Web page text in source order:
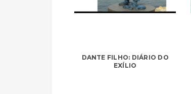
DANTE FILHO: DIÁRIO DO
EXÍLIO